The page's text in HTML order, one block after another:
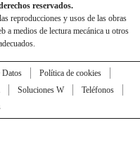
reservados.
reproducciones y usos de las obras
a medios de lectura mecánica u otros
Datos
Política de cookies
Soluciones W
Teléfonos